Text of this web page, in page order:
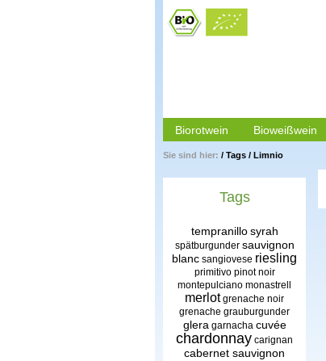
Biorotwein Bioweißwein
Sie sind hier: / Tags / Limnio
Tags
tempranillo syrah
spätburgunder sauvignon
blanc sangiovese riesling
primitivo pinot noir
montepulciano monastrell
merlot grenache noir
grenache grauburgunder
glera garnacha cuvée
chardonnay carignan
cabernet sauvignon